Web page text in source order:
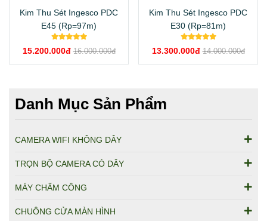
Kim Thu Sét Ingesco PDC
E45 (Rp=97m)
15.200.000đ 16.000.000đ
Kim Thu Sét Ingesco PDC
E30 (Rp=81m)
13.300.000đ 14.000.000đ
Danh Mục Sản Phẩm
CAMERA WIFI KHÔNG DÂY
TRỌN BỘ CAMERA CÓ DÂY
MÁY CHẤM CÔNG
CHUÔNG CỬA MÀN HÌNH